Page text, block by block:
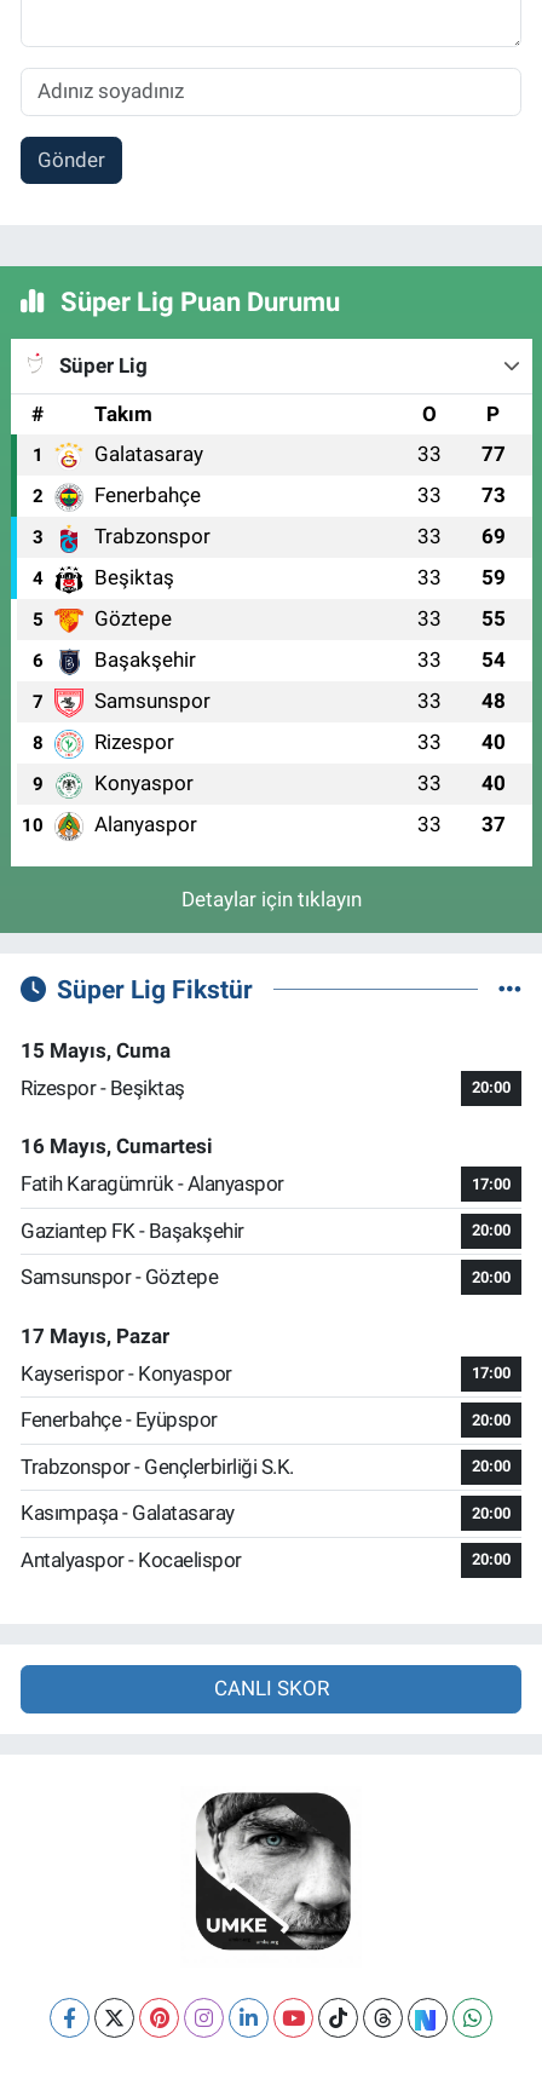
Gönder
Süper Lig Puan Durumu
Süper Lig
#
Takım O P
1 Galatasaray 33 77
2 Fenerbahçe 33 73
3 Trabzonspor 33 69
4 Beşiktaş 33 59
5 Göztepe 33 55
6 Başakşehir 33 54
7 Samsunspor 33 48
8 Rizespor 33 40
9 Konyaspor 33 40
10 Alanyaspor 33 37
Detaylar için tıklayın
Süper Lig Fikstür
15 Mayıs, Cuma
Rizespor - Beşiktaş
20:00
16 Mayıs, Cumartesi
Fatih Karagümrük - Alanyaspor
17:00
Gaziantep FK - Başakşehir 20:00
Samsunspor - Göztepe 20:00
17 Mayıs, Pazar
Kayserispor - Konyaspor
17:00
Fenerbahçe - Eyüpspor 20:00
Trabzonspor - Gençlerbirliği S.K. 20:00
Kasımpaşa - Galatasaray 20:00
Antalyaspor - Kocaelispor 20:00
CANLI SKOR